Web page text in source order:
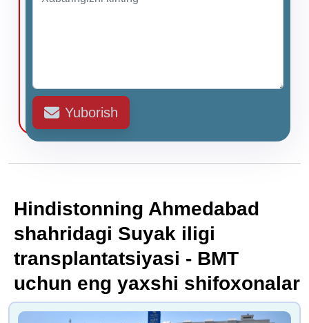
Yuborish
Hindistonning Ahmedabad
shahridagi Suyak iligi
transplantatsiyasi - BMT
uchun eng yaxshi shifoxonalar